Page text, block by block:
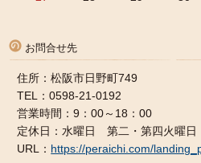
お問合せ先
住所：松阪市日野町749
TEL：0598-21-0192
営業時間：9：00～18：00
定休日：水曜日 第二・第四火曜日
URL： https://peraichi.com/